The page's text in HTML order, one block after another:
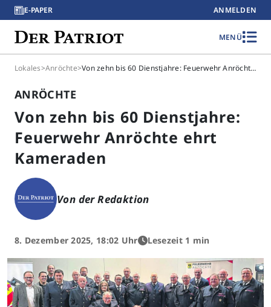
E-PAPER ANMELDEN
MENÜ
Lokales>Anröchte> Von zehn bis 60 Dienstjahre: Feuerwehr Anröchte ehrt Kameraden
ANRÖCHTE
Von zehn bis 60 Dienstjahre:
Feuerwehr Anröchte ehrt
Kameraden
Von der Redaktion
8. Dezember 2025, 18:02 Uhr Lesezeit 1 min